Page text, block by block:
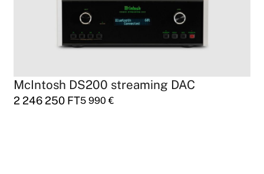
McIntosh DS200 streaming DAC
2 246 250 FT5 990€